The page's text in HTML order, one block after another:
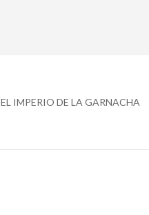
EL IMPERIO DE LA GARNACHA